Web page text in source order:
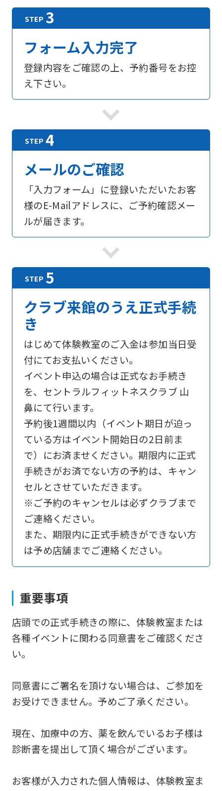
フォーム入力完了
登録内容をご確認の上、予約番号をお控
え下さい。
メールのご確認
「入力フォーム」に登録いただいたお客
様のE-Mailアドレスに、ご予約確認メー
ルが届きます。
クラブ来館のうえ正式手続
き
はじめて体験教室のご入金は参加当日受
付にてお支払いください。
イベント申込の場合は正式なお手続き
を、セントラルフィットネスクラブ 山
鼻にて行います。
予約後1週間以内（イベント期日が迫っ
ている方はイベント開始日の2日前ま
で）にお済ませください。期限内に正式
手続きがお済でない方の予約は、キャン
セルとさせていただきます。
※ご予約のキャンセルは必ずクラブまで
ご連絡ください。
また、期限内に正式手続きができない方
は予め店舗までご連絡ください。
重要事項
店頭での正式手続きの際に、体験教室または
各種イベントに関わる同意書をご確認くださ
い。
同意書にご署名を頂けない場合は、ご参加を
お受けできません。予めご了承ください。
現在、加療中の方、薬を飲んでいるお子様は
診断書を提出して頂く場合がございます。
お客様が入力された個人情報は、体験教室ま
For
foreigners
Central
Sports
website
is
automatically
translated
English.
Click
the
link
below
(start
translation)
to
return
top
page.
However,
you
use
an
automatic
translation
service,
the